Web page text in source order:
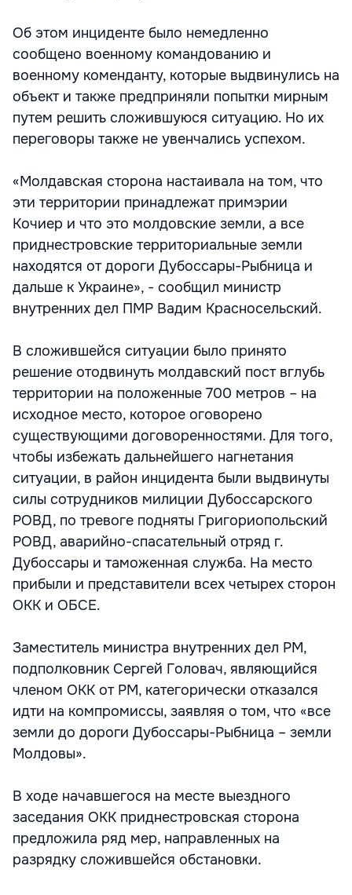
Об этом инциденте было немедленно
сообщено военному командованию и
военному коменданту, которые выдвинулись на
объект и также предприняли попытки мирным
путем решить сложившуюся ситуацию. Но их
переговоры также не увенчались успехом.
«Молдавская сторона настаивала на том, что
эти территории принадлежат примэрии
Кочиер и что это молдовские земли, а все
приднестровские территориальные земли
находятся от дороги Дубоссары-Рыбница и
дальше к Украине», - сообщил министр
внутренних дел ПМР Вадим Красносельский.
В сложившейся ситуации было принято
решение отодвинуть молдавский пост вглубь
территории на положенные 700 метров – на
исходное место, которое оговорено
существующими договоренностями. Для того,
чтобы избежать дальнейшего нагнетания
ситуации, в район инцидента были выдвинуты
силы сотрудников милиции Дубоссарского
РОВД, по тревоге подняты Григориопольский
РОВД, аварийно-спасательный отряд г.
Дубоссары и таможенная служба. На место
прибыли и представители всех четырех сторон
ОКК и ОБСЕ.
Заместитель министра внутренних дел РМ,
подполковник Сергей Головач, являющийся
членом ОКК от РМ, категорически отказался
идти на компромиссы, заявляя о том, что «все
земли до дороги Дубоссары-Рыбница – земли
Молдовы».
В ходе начавшегося на месте выездного
заседания ОКК приднестровская сторона
предложила ряд мер, направленных на
разрядку сложившейся обстановки.